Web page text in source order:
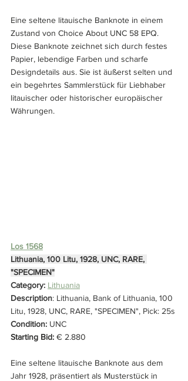
Eine seltene litauische Banknote in einem
Zustand von Choice About UNC 58 EPQ.
Diese Banknote zeichnet sich durch festes
Papier, lebendige Farben und scharfe
Designdetails aus. Sie ist äußerst selten und
ein begehrtes Sammlerstück für Liebhaber
litauischer oder historischer europäischer
Währungen.
Los 1568
Lithuania, 100 Litu, 1928, UNC, RARE,
"SPECIMEN"
Category: Lithuania
Description: Lithuania, Bank of Lithuania, 100
Litu, 1928, UNC, RARE, "SPECIMEN", Pick: 25s
Condition: UNC
Starting Bid: € 2.880
Eine seltene litauische Banknote aus dem
Jahr 1928, präsentiert als Musterstück in